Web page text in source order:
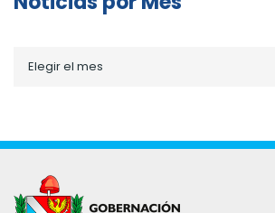
porElegir el mes